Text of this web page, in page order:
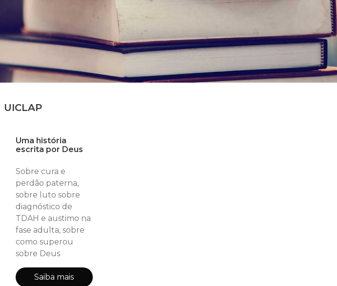
Uma história
escrita por Deus
Sobre cura e
perdão paterna,
sobre luto sobre
diagnóstico de
TDAH e austimo na
fase adulta, sobre
como superou
sobre Deus
Saiba mais